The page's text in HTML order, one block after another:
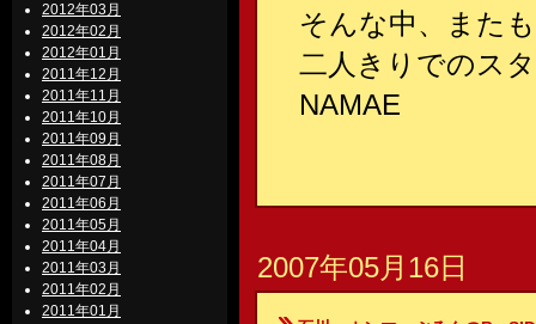
2012年03月
2012年02月
2012年01月
2011年12月
2011年11月
2011年10月
2011年09月
2011年08月
2011年07月
2011年06月
2011年05月
2011年04月
2011年03月
2011年02月
2011年01月
そんな中、また
二人きりでのス
NAMAE
2007年05月16日